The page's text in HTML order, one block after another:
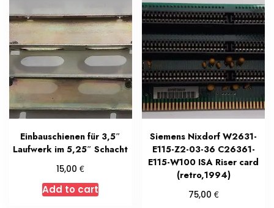
Einbauschienen für 3,5″
Laufwerk im 5,25″ Schacht
15,00€
Add to cart
Siemens Nixdorf W2631-
E115-Z2-03-36 C26361-
E115-W100 ISA Riser card
(retro,1994)
75,00 €